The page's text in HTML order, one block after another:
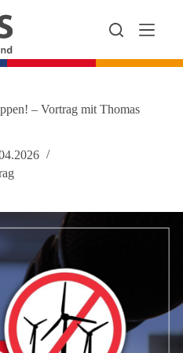
– Vortrag mit Thomas